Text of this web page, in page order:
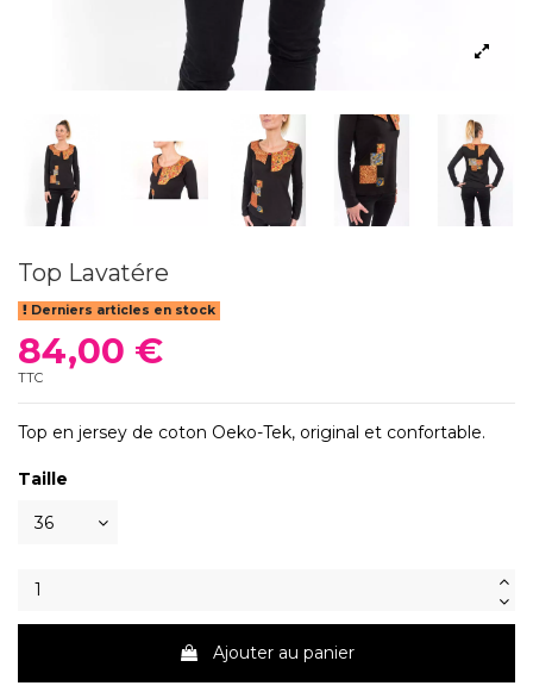
Top Lavatére
Derniers articles en stock
84,00 €
TTC
Top en jersey de coton Oeko-Tek, original et confortable.
Taille
Ajouter au panier